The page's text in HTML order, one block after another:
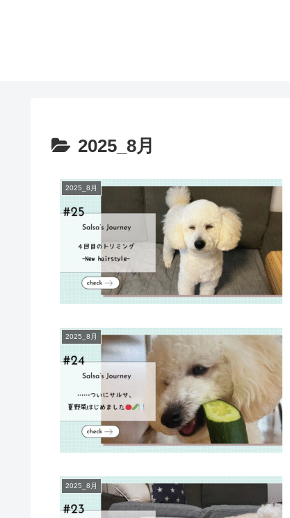
2025_8月
2025_8月
2025_8月
2025_8月